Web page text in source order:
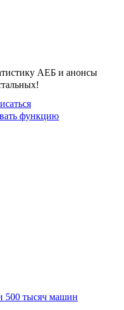
АЕБ и анонсы
500 тысяч машин